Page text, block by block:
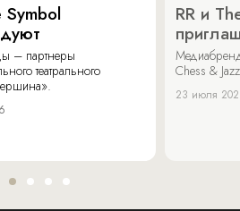
Symbol
– партнеры
театрального
RR и
Chess &
23 июля